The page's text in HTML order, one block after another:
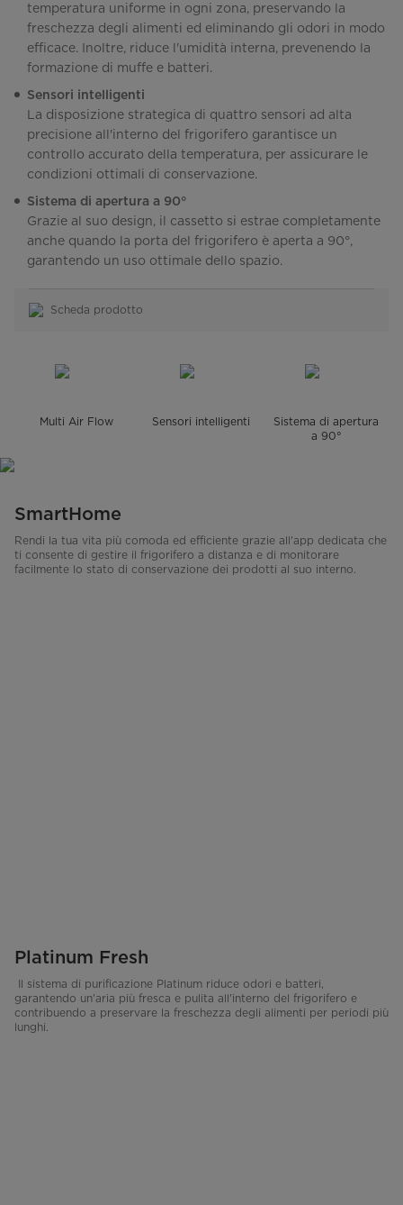
temperatura uniforme in ogni zona, preservando la
freschezza degli alimenti ed eliminando gli odori in modo
efficace. Inoltre, riduce l'umidità interna, prevenendo la
formazione di muffe e batteri.
Sensori intelligenti
La disposizione strategica di quattro sensori ad alta
precisione all'interno del frigorifero garantisce un
controllo accurato della temperatura, per assicurare le
condizioni ottimali di conservazione.
Sistema di apertura a 90°
Grazie al suo design, il cassetto si estrae completamente
anche quando la porta del frigorifero è aperta a 90°,
garantendo un uso ottimale dello spazio.
Scheda prodotto
Multi Air Flow Sensori intelligenti
Sistema di apertura
a 90°
SmartHome
Rendi la tua vita più comoda ed efficiente grazie all'app dedicata che
ti consente di gestire il frigorifero a distanza e di monitorare
facilmente lo stato di conservazione dei prodotti al suo interno.
Platinum Fresh
Il sistema di purificazione Platinum riduce odori e batteri,
garantendo un'aria più fresca e pulita all'interno del frigorifero e
contribuendo a preservare la freschezza degli alimenti per periodi più
lunghi.